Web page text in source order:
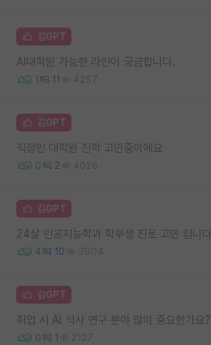
김GPT
AI대학원 가능한 라인이 궁금합니다.
1 11 4257
김GPT
직장인 대학원 진학 고민중이에요
0 2 4026
김GPT
4 10 3904
김GPT
취업 시 AI 석사 연구 분야 많이 중요한가요?
0 1 2127